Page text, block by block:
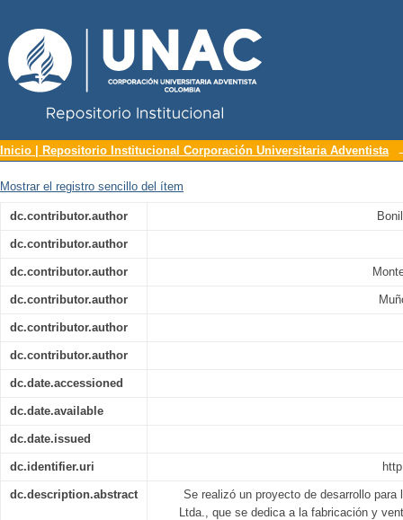
Diseño del sistema de costos
Inicio | Repositorio Institucional Corporación Universitaria Adventista
Mostrar el registro sencillo del ítem
dc.contributor.author
dc.contributor.author
dc.contributor.author
dc.contributor.author
dc.contributor.author
dc.contributor.author
dc.date.accessioned
dc.date.available
dc.date.issued
dc.identifier.uri
dc.description.abstract
Se realizó un proyecto de desarrollo para
Ltda., que se dedica a la fabricación y